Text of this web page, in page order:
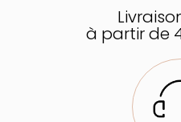
à partir de